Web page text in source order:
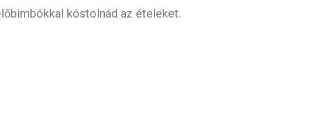
kóstolnád az ételeket.